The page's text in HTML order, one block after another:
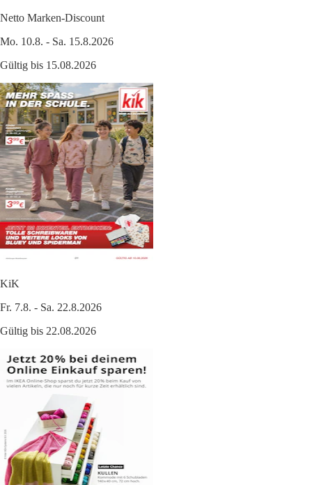
Netto Marken-Discount
Mo. 10.8. - Sa. 15.8.2026
Gültig bis 15.08.2026
KiK
Fr. 7.8. - Sa. 22.8.2026
Gültig bis 22.08.2026